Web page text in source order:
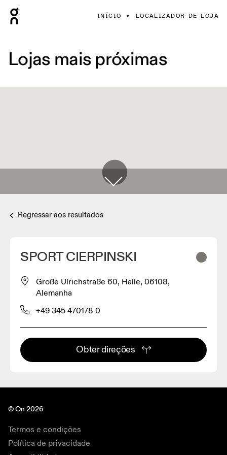
INÍCIO LOCALIZADOR DE LOJA
Lojas mais próximas
Regressar aos resultados
SPORT CIERPINSKI
Große Ulrichstraße 60, Halle, 06108,
Alemanha
+49 345 470178 0
Obter direções
© On 2026
Termos e condições
Política de privacidade